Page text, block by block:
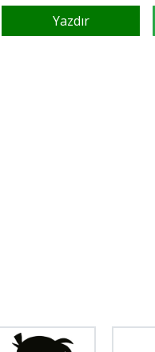
Yazdır